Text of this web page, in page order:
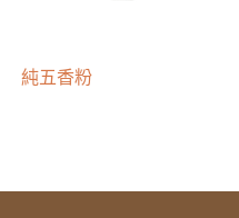
純五香粉